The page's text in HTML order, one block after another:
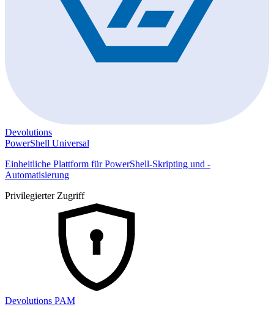
Devolutions
PowerShell Universal
Einheitliche Plattform für PowerShell-Skripting und -
Automatisierung
Privilegierter Zugriff
Devolutions PAM